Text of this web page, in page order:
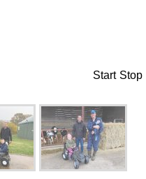
Start Stop